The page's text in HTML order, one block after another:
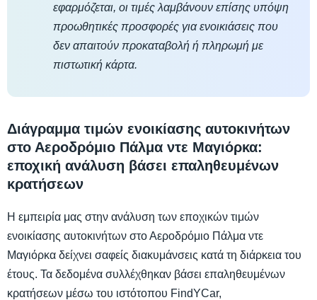
εφαρμόζεται, οι τιμές λαμβάνουν επίσης υπόψη
προωθητικές προσφορές για ενοικιάσεις που
δεν απαιτούν προκαταβολή ή πληρωμή με
πιστωτική κάρτα.
Διάγραμμα τιμών ενοικίασης αυτοκινήτων
στο Αεροδρόμιο Πάλμα ντε Μαγιόρκα:
εποχική ανάλυση βάσει επαληθευμένων
κρατήσεων
Η εμπειρία μας στην ανάλυση των εποχικών τιμών
ενοικίασης αυτοκινήτων στο Αεροδρόμιο Πάλμα ντε
Μαγιόρκα δείχνει σαφείς διακυμάνσεις κατά τη διάρκεια του
έτους. Τα δεδομένα συλλέχθηκαν βάσει επαληθευμένων
κρατήσεων μέσω του ιστότοπου FindYCar,